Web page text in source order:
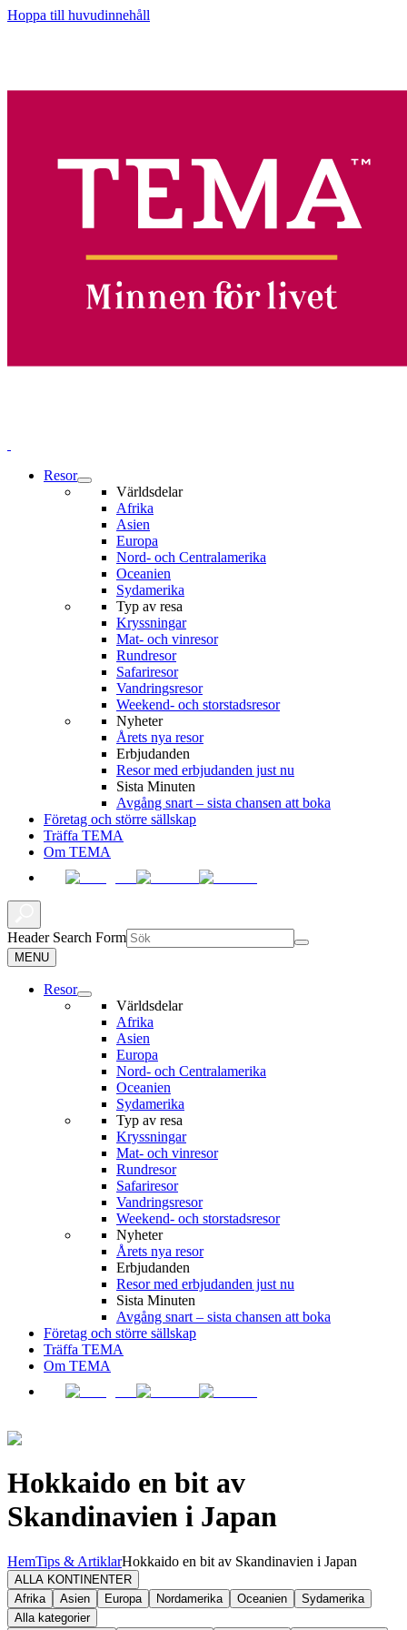
Hoppa till huvudinnehåll
Resor
Världsdelar
Afrika
Asien
Europa
Nord- och Centralamerika
Oceanien
Sydamerika
Typ av resa
Kryssningar
Mat- och vinresor
Rundresor
Safariresor
Vandringsresor
Weekend- och storstadsresor
Nyheter
Årets nya resor
Erbjudanden
Resor med erbjudanden just nu
Sista Minuten
Avgång snart – sista chansen att boka
Företag och större sällskap
Träffa TEMA
Om TEMA
Header Search Form
MENU
Resor
Världsdelar
Afrika
Asien
Europa
Nord- och Centralamerika
Oceanien
Sydamerika
Typ av resa
Kryssningar
Mat- och vinresor
Rundresor
Safariresor
Vandringsresor
Weekend- och storstadsresor
Nyheter
Årets nya resor
Erbjudanden
Resor med erbjudanden just nu
Sista Minuten
Avgång snart – sista chansen att boka
Företag och större sällskap
Träffa TEMA
Om TEMA
Hokkaido en bit av
Skandinavien i Japan
HemTips & ArtiklarHokkaido en bit av Skandinavien i Japan
ALLA KONTINENTER
Afrika
Asien Europa Nordamerika Oceanien
Sydamerika
Alla kategorier